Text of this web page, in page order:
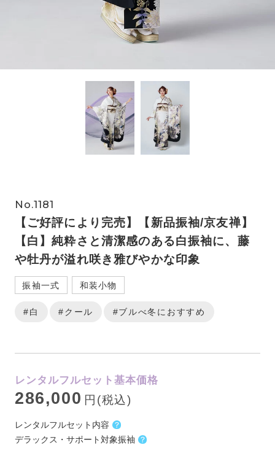
No.1181
【ご好評により完売】【新品振袖/京友禅】
【白】純粋さと清潔感のある白振袖に、藤
や牡丹が溢れ咲き雅びやかな印象
振袖一式 和装小物
#白 #クール #ブルべ冬におすすめ
レンタルフルセット基本価格
286,000 円(税込)
レンタルフルセット内容
デラックス・サポート対象振袖